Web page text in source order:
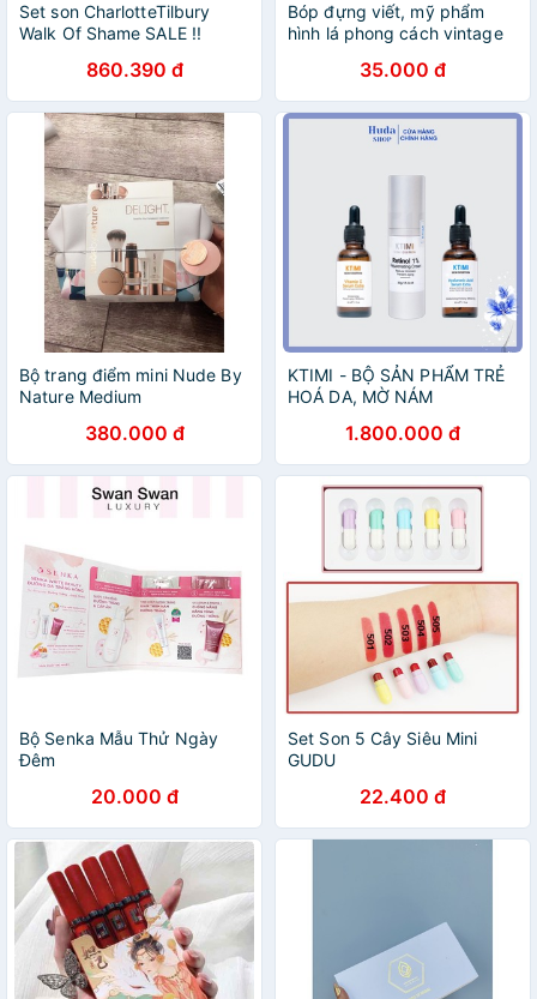
Set son CharlotteTilbury
Walk Of Shame SALE !!
860.390 đ
Bóp đựng viết, mỹ phẩm
hình lá phong cách vintage
35.000 đ
Bộ trang điểm mini Nude By
Nature Medium
380.000 đ
KTIMI - BỘ SẢN PHẨM TRẺ
HOÁ DA, MỜ NÁM
1.800.000 đ
Bộ Senka Mẫu Thử Ngày
Đêm
20.000 đ
Set Son 5 Cây Siêu Mini
GUDU
22.400 đ